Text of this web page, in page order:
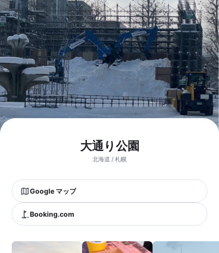
大通り公園
北海道 / 札幌
Google マップ
Booking.com